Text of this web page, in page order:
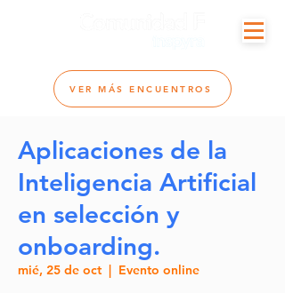
VER MÁS ENCUENTROS
Aplicaciones de la
Inteligencia Artificial
en selección y
onboarding.
mié, 25 de oct
  |
Evento online